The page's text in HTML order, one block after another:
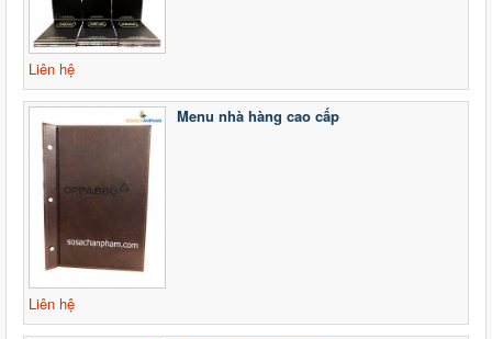
Liên hệ
Menu nhà hàng cao cấp
Liên hệ